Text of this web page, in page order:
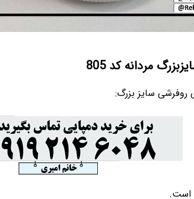
مردانه کد 805
روفرشی سایز بزرگ: